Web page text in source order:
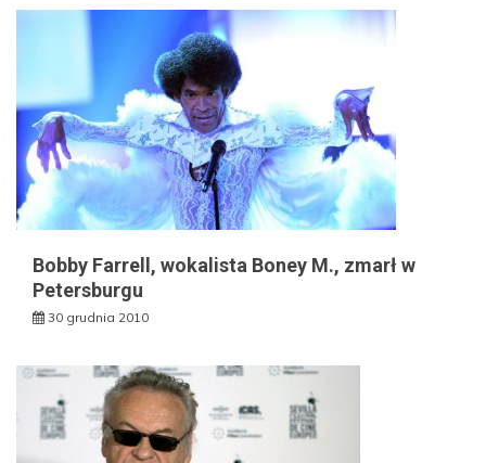
Bobby Farrell, wokalista Boney M., zmarł w
Petersburgu
30 grudnia 2010